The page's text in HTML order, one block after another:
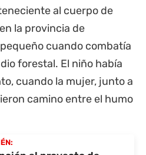
al cuerpo de
la provincia de
cuando combatía
forestal. El niño había
cuando la mujer, junto a
camino entre el humo